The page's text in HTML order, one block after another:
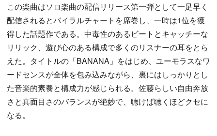
この楽曲はソロ楽曲の配信リリース第一弾として一足早く
配信されるとバイラルチャートを席巻し、一時は1位を獲
得した話題作である。中毒性のあるビートとキャッチーな
リリック、遊び心のある構成で多くのリスナーの耳をとら
えた。タイトルの「BANANA」をはじめ、ユーモラスなワ
ードセンスが全体を包み込みながら、裏にはしっかりとし
た音楽的素養と構成力が感じられる。佐藤らしい自由奔放
さと真面目さのバランスが絶妙で、聴けば聴くほどクセに
なる。